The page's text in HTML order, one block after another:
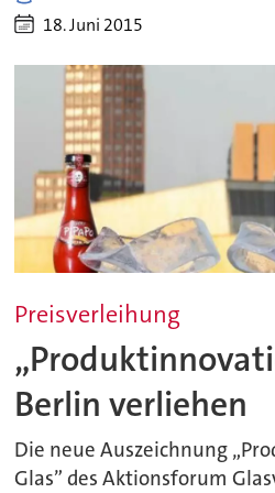
18. Juni 2015
Preisverleihung
Berlin verliehen
Die neue Auszeichnung
Glas” des Aktionsforum